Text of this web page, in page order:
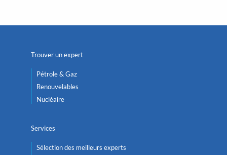
Trouver un expert
Pétrole & Gaz
Renouvelables
Nucléaire
Services
Sélection des meilleurs experts